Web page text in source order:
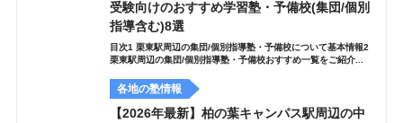
受験向けのおすすめ学習塾・予備校(集団/個別
指導含む)8選
目次1 栗東駅周辺の集団/個別指導塾・予備校について基本情報2
栗東駅周辺の集団/個別指導塾・予備校おすすめ一覧をご紹介...
各地の塾情報
【2026年最新】柏の葉キャンパス駅周辺の中